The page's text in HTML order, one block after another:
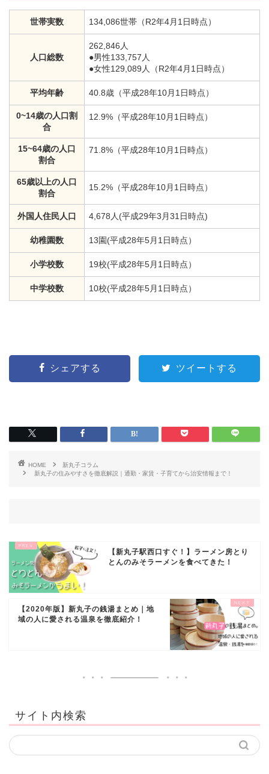
世帯実数 134,086世帯（R2年4月1日時点）
人口総数
262,846人
●男性133,757人
●女性129,089人（R2年4月1日時点）
平均年齢 40.8歳（平成28年10月1日時点）
0~14歳の人口割
合
12.9%（平成28年10月1日時点）
15~64歳の人口
割合
71.8%（平成28年10月1日時点）
65歳以上の人口
割合
15.2%（平成28年10月1日時点）
外国人住民人口 4,678人(平成29年3月31日時点)
幼稚園数 13園(平成28年5月1日時点）
小学校数 19校(平成28年5月1日時点）
中学校数 10校(平成28年5月1日時点）
シェアする ツイートする
HOME
新丸子コラム
新丸子の住みやすさを徹底解説｜通勤・家賃・子育てから治安情報まで！
【新丸子駅西口すぐ！】ラーメン房とり
とんのみそラーメンを食べてきた！
【2020年版】新丸子の銭湯まとめ｜地
域の人に愛される温泉を徹底紹介！
サイト内検索